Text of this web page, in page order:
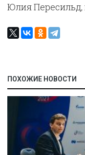
Юлия Пересильд,
ПОХОЖИЕ НОВОСТИ